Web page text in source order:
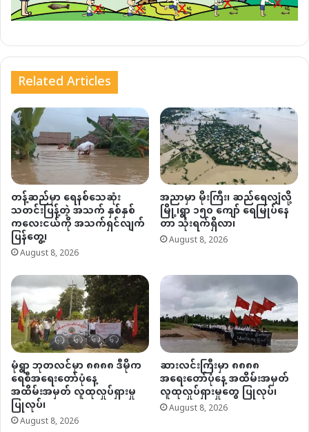
Related Articles
တန့်ဆည်မှာ ရေနစ်သေဆုံး
သတင်းပြန့်တဲ့ အသက် နှစ်နှစ်
ကလေးငယ်ကို အသက်ရှင်လျက်
ပြန်တွေ့၊
August 8, 2026
အညာမှာ မိုးကြီး၊ ဆည်ရေလျှံလို့
မြို့၊ရွာ ၁၅၀ ကျော် ရေမြုပ်နေ
တာ သုံးရက်ရှိလာ၊
August 8, 2026
မုံရွာ ဘုတလင်မှာ ၈၈၈၈ ဒီမိုက
ရေစီအရေးတော်ပုံနေ့
အထိမ်းအမှတ် လူထုလှုပ်ရှားမှု
ပြုလုပ်၊
August 8, 2026
ဆားလင်းကြီးမှာ ၈၈၈၈
အရေးတော်ပုံနေ့ အထိမ်းအမှတ်
လူထုလှုပ်ရှားမှုတွေ ပြုလုပ်၊
August 8, 2026